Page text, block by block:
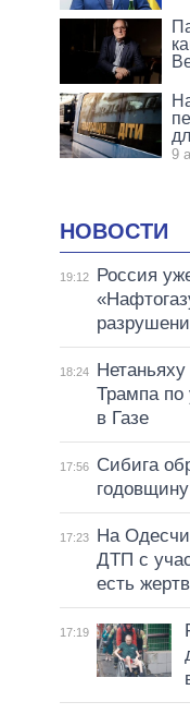
9
НОВОСТИ
19:12
Россия
18:24
Трампа по
в Газе
17:56
Сибига
17:23
На
ДТП с
есть
17:19